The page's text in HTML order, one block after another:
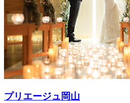
プリエージュ岡山